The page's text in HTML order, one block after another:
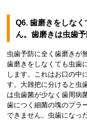
Q6. 歯磨きをしな
ん。歯磨きは虫歯
虫歯予防に全く歯磨きが
歯磨きをしなくても虫歯
します。これはお口の中
す。大雑把に分けると虫
は虫歯菌が少なく歯周病
歯につく細菌の塊のプラ
できません。虫歯になっ